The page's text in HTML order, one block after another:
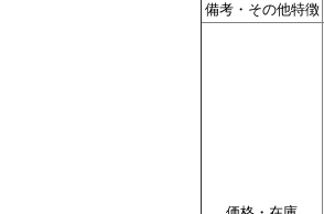
備考・その他特徴